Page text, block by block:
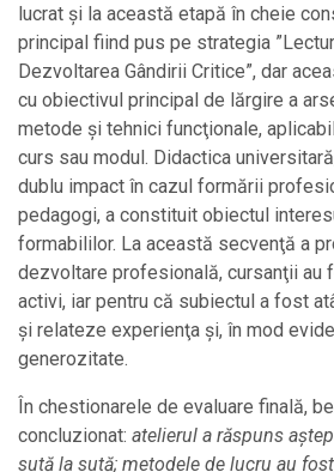
lucrat şi la această etapă în cheie
principal fiind pus pe strategia
Dezvoltarea Gândirii Critice”, dar
cu obiectivul principal de lărgire a
metode şi tehnici funcţionale,
curs sau modul. Didactica
dublu impact în cazul formării
pedagogi, a constituit obiectul
formabililor. La această secvenţă a
dezvoltare profesională, cursanţii au
activi, iar pentru că subiectul a fost
şi relateze experienţa şi, în mod
generozitate.
În chestionarele de evaluare finală,
concluzionat: atelierul a răspuns
sută la sută; metodele de lucru au